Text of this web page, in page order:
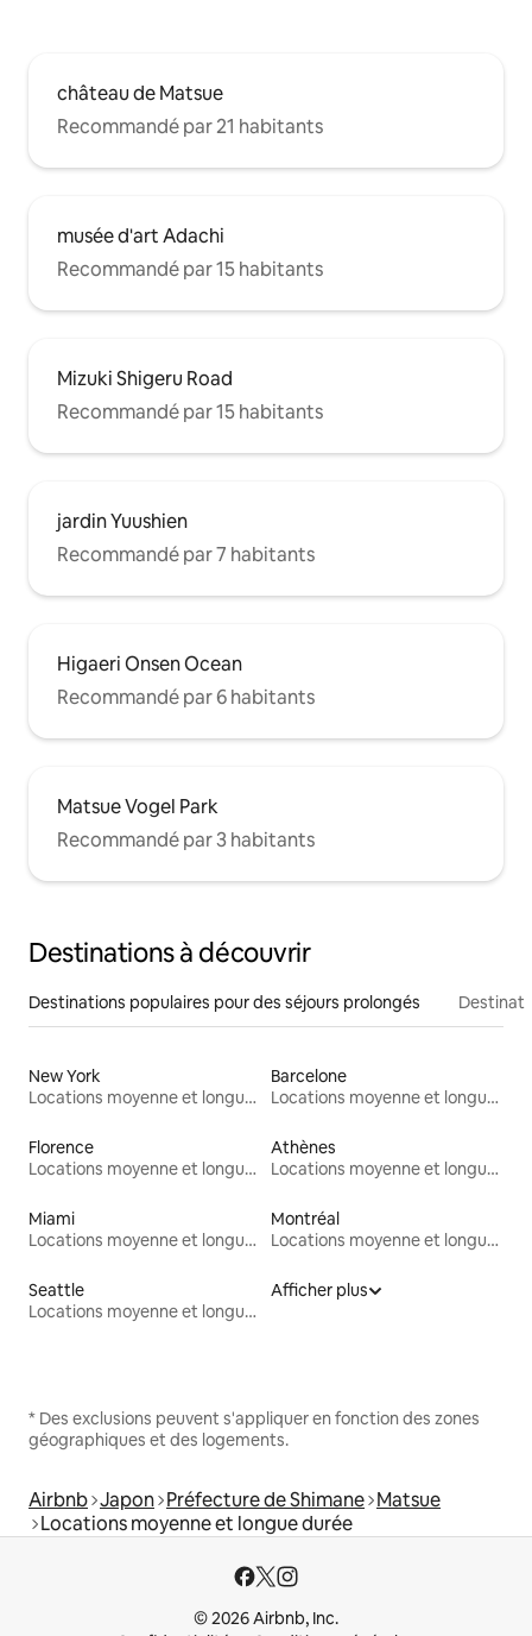
château de Matsue
Recommandé par 21 habitants
musée d'art Adachi
Recommandé par 15 habitants
Mizuki Shigeru Road
Recommandé par 15 habitants
jardin Yuushien
Recommandé par 7 habitants
Higaeri Onsen Ocean
Recommandé par 6 habitants
Matsue Vogel Park
Recommandé par 3 habitants
Destinations à découvrir
Destinations populaires pour des séjours prolongés
New York
Locations moyenne et longue durée
Barcelone
Locations moyenne et longue durée
Florence
Locations moyenne et longue durée
Athènes
Locations moyenne et longue durée
Miami
Locations moyenne et longue durée
Montréal
Locations moyenne et longue durée
Seattle
Locations moyenne et longue durée
Afficher plus
* Des exclusions peuvent s'appliquer en fonction des zones
géographiques et des logements.
Airbnb Japon Préfecture de Shimane Matsue
Locations moyenne et longue durée
© 2026 Airbnb, Inc.